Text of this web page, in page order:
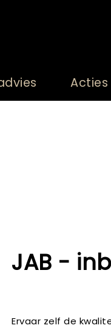
Acties
JAB -
Ervaar zelf de